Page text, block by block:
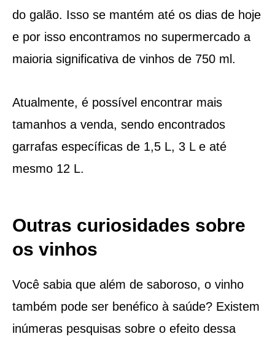
do galão. Isso se mantém até os dias de hoje
e por isso encontramos no supermercado a
maioria significativa de vinhos de 750 ml.
Atualmente, é possível encontrar mais
tamanhos a venda, sendo encontrados
garrafas específicas de 1,5 L, 3 L e até
mesmo 12 L.
Outras curiosidades sobre
os vinhos
Você sabia que além de saboroso, o vinho
também pode ser benéfico à saúde? Existem
inúmeras pesquisas sobre o efeito dessa